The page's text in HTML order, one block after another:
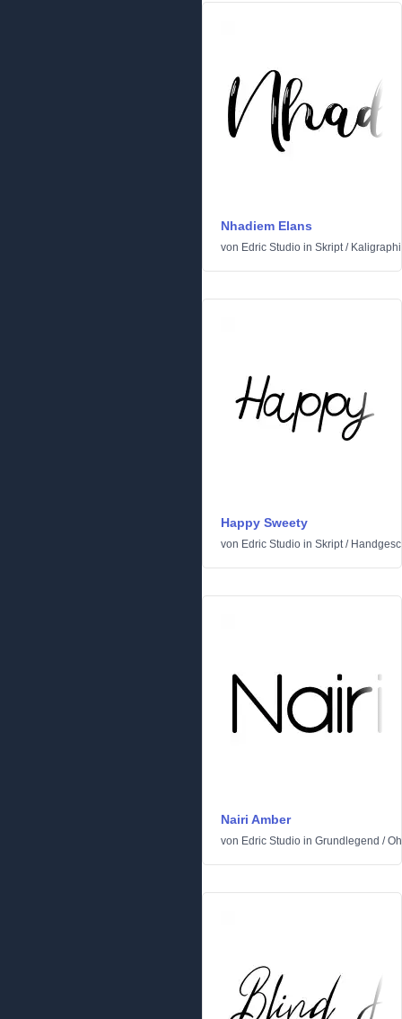
Nhadiem Elans
von Edric Studio in Skript/
Happy Sweety
von Edric Studio in Skript/
Nairi Amber
von Edric Studio in Grundlegend /